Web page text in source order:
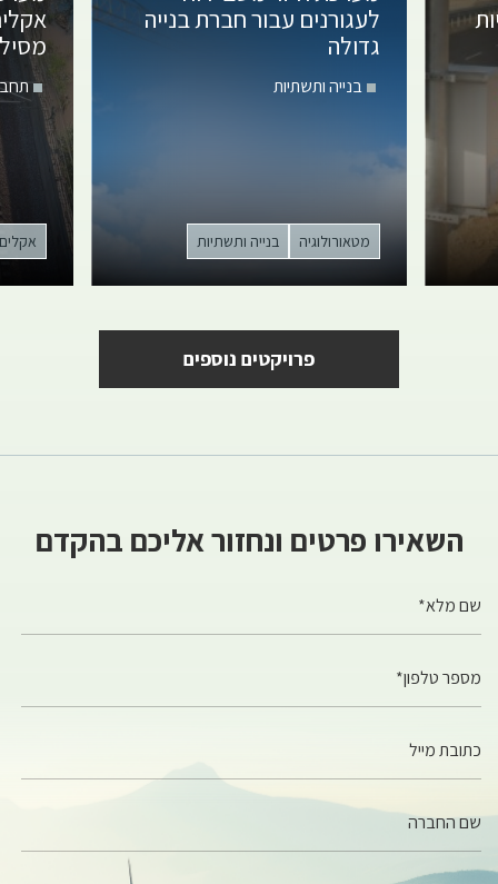
לעגורנים עבור חברת בנייה
גדולה
בנייה ותשתיות
מטאורולוגיה בנייה ותשתיות אקלים
פרויקטים נוספים
השאירו פרטים ונחזור אליכם בהקדם
שם מלא*
מספר טלפון*
כתובת מייל
שם החברה